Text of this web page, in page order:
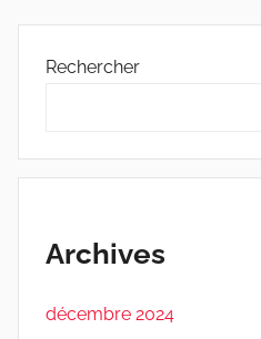
Rechercher
Archives
décembre 2024